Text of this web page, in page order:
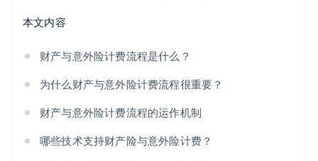
本文内容
财产与意外险计费流程是什么？
为什么财产与意外险计费流程很重要？
财产与意外险计费流程的运作机制
哪些技术支持财产险与意外险计费？